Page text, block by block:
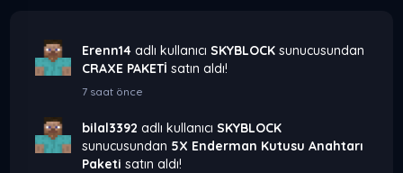
Erenn14 adlı kullanıcıSKYBLOCK sunucusundan
CRAXE PAKETİ satın aldı!
7 saat önce
bilal3392 adlı kullanıcıSKYBLOCK
sunucusundan 5X Enderman Kutusu Anahtarı
Paketi satın aldı!